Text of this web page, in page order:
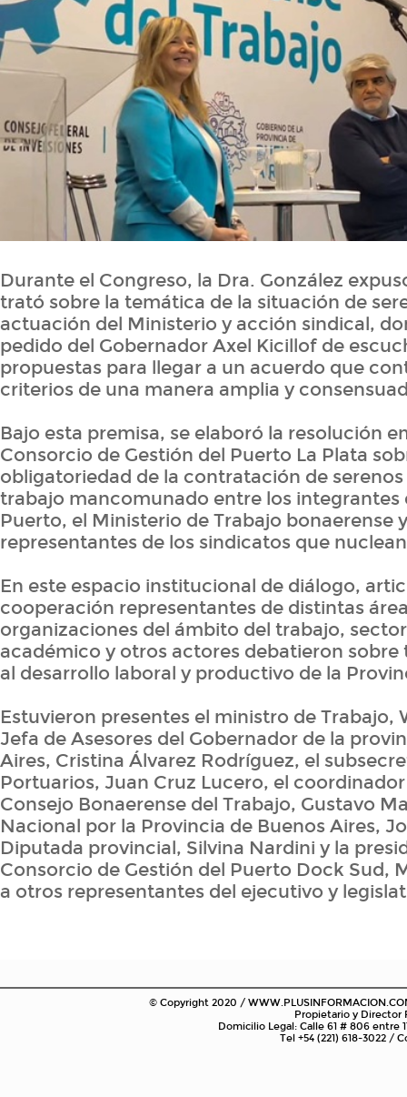
Durante el Congreso, la Dra. González
trató sobre la temática de la situación de
actuación del Ministerio y acción sindical,
pedido del Gobernador Axel Kicillof de
propuestas para llegar a un acuerdo que
criterios de una manera amplia y
Bajo esta premisa, se elaboró la resolución
Consorcio de Gestión del Puerto La Plata
obligatoriedad de la contratación de serenos
trabajo mancomunado entre los integrantes
Puerto, el Ministerio de Trabajo bonaerense
representantes de los sindicatos que
En este espacio institucional de diálogo,
cooperación representantes de distintas
organizaciones del ámbito del trabajo,
académico y otros actores debatieron sobre
al desarrollo laboral y productivo de la
Estuvieron presentes el ministro de Trabajo,
Jefa de Asesores del Gobernador de la
Aires, Cristina Álvarez Rodríguez, el
Portuarios, Juan Cruz Lucero, el
Consejo Bonaerense del Trabajo, Gustavo
Nacional por la Provincia de Buenos Aires,
Diputada provincial, Silvina Nardini y la
Consorcio de Gestión del Puerto Dock Sud,
a otros representantes del ejecutivo y
© Copyright 2020 /
Propietario y Director
Domicilio Legal: Calle 61 # 806 entre
Tel +54 (221) 618-3022 /